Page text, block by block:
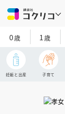
0歳 1歳
妊娠と出産 子育て